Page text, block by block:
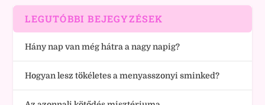
LEGUTÓBBI BEJEGYZÉSEK
Hány nap van még hátra a nagy napig?
Hogyan lesz tökéletes a menyasszonyi sminked?